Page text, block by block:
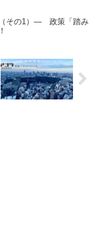
その1）― 政策「踏み